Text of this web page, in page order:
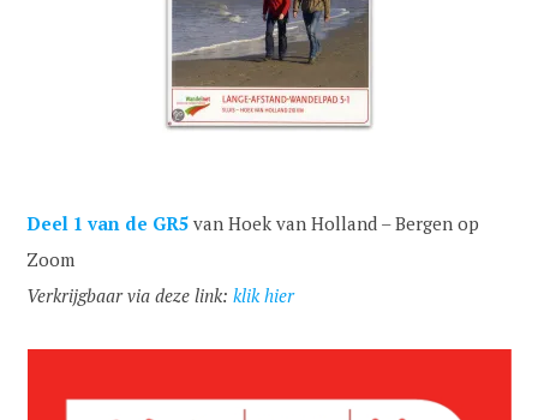
Deel 1 van de GR5 van Hoek van Holland – Bergen op
Zoom
Verkrijgbaar via deze link:klik hier